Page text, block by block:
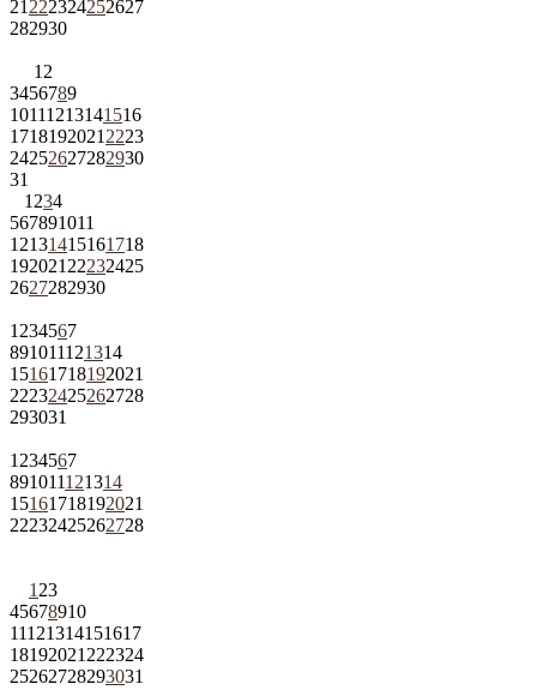
21 222324252627
282930
1 2
3456789
10111213141516
1718192021 2223
24252627282930
31
1 234
567891011
12131415161718
192021 22232425
2627282930
1 234567
891011121314
15161718192021
22232425262728
293031
1 234567
891011121314
15161718192021
22232425262728
1 23
45678910
11121314151617
18192021 222324
25262728293031